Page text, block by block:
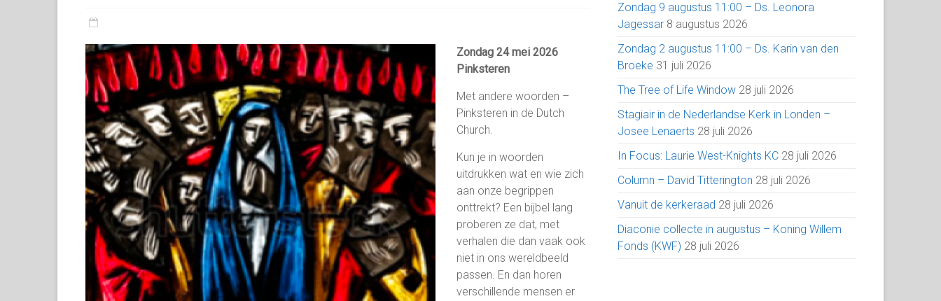
Zondag 24 mei 2026
Pinksteren
Met andere woorden –
Pinksteren in de Dutch
Church.
Kun je in woorden
uitdrukken wat en wie zich
aan onze begrippen
onttrekt? Een bijbel lang
proberen ze dat, met
verhalen die dan vaak ook
niet in ons wereldbeeld
passen. En dan horen
verschillende mensen er
Zondag 9 augustus 11:00 – Ds. Leonora
Jagessar 8 augustus 2026
Zondag 2 augustus 11:00 – Ds. Karin van den
Broeke 31 juli 2026
The Tree of Life Window 28 juli 2026
Stagiair in de Nederlandse Kerk in Londen –
Josee Lenaerts 28 juli 2026
In Focus: Laurie West-Knights KC 28 juli 2026
Column – David Titterington 28 juli 2026
Vanuit de kerkeraad 28 juli 2026
Diaconie collecte in augustus – Koning Willem
Fonds (KWF) 28 juli 2026